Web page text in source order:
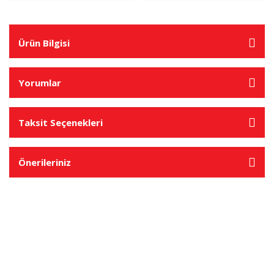
Ürün Bilgisi
Yorumlar
Taksit Seçenekleri
Önerileriniz